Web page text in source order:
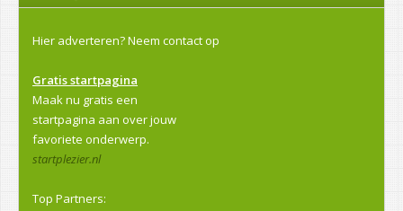
Hier adverteren?Neem contact op
Gratis startpagina
Maak nu gratis een
startpagina aan over jouw
favoriete onderwerp.
startplezier.nl
Top Partners: